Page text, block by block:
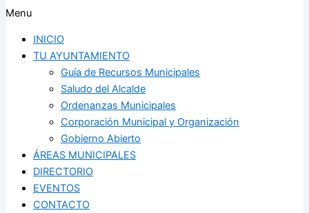
Menu
INICIO
TU AYUNTAMIENTO
Guía de Recursos Municipales
Saludo del Alcalde
Ordenanzas Municipales
Corporación Municipal y Organización
Gobierno Abierto
ÁREAS MUNICIPALES
DIRECTORIO
EVENTOS
CONTACTO